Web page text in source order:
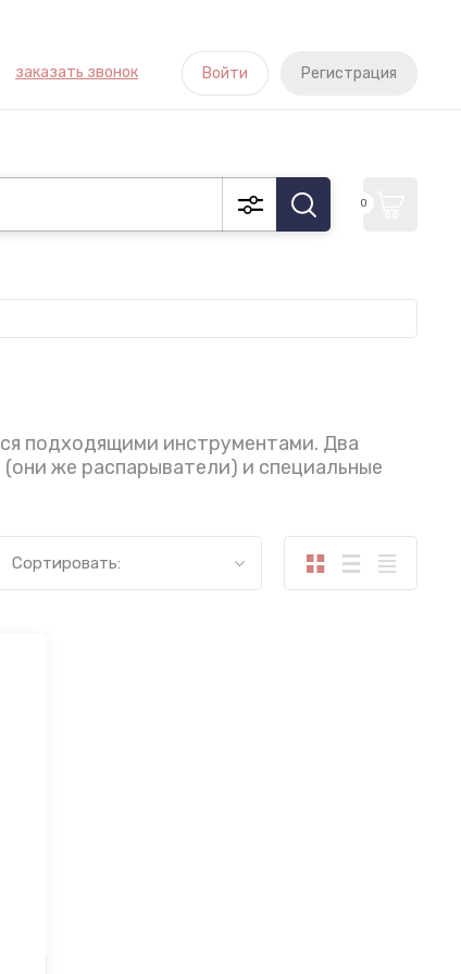
заказать звонок Войти Регистрация
0
подходящими инструментами. Два
же распарыватели) и специальные
Сортировать: